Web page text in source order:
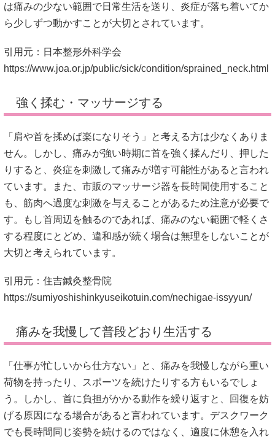
は痛みの少ない範囲で日常生活を送り、炎症が落ち着いてか
ら少しずつ動かすことが大切とされています。
引用元：日本整形外科学会
https://www.joa.or.jp/public/sick/condition/sprained_neck.html
強く揉む・マッサージする
「肩や首を揉めば楽になりそう」と考える方は少なくありま
せん。しかし、痛みが強い時期に首を強く揉んだり、押した
りすると、炎症を刺激して痛みが増す可能性があると言われ
ています。また、市販のマッサージ器を長時間使用すること
も、筋肉へ過度な刺激を与えることがあるため注意が必要で
す。もし首周辺を触るのであれば、痛みのない範囲で軽くさ
する程度にとどめ、違和感が続く場合は無理をしないことが
大切と考えられています。
引用元：住吉鍼灸整骨院
https://sumiyoshishinkyuseikotuin.com/nechigae-issyyun/
痛みを我慢して普段どおり生活する
「仕事が忙しいから仕方ない」と、痛みを我慢しながら重い
荷物を持ったり、スポーツを続けたりする方もいるでしょ
う。しかし、首に負担がかかる動作を繰り返すと、回復を妨
げる原因になる場合があると言われています。デスクワーク
でも長時間同じ姿勢を続けるのではなく、適度に休憩を入れ